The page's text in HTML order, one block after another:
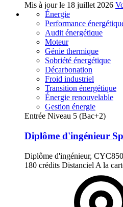
Mis à jour le 18 juillet 2026
Énergie
Performance
Audit énergétique
Moteur
Génie thermique
Sobriété énergétique
Décarbonation
Froid industriel
Transition énergétique
Énergie renouvelable
Gestion énergie
Entrée Niveau 5 (Bac+2)
Diplôme d'ingénieur
Diplôme d'ingénieur,
180 crédits Distanciel A la